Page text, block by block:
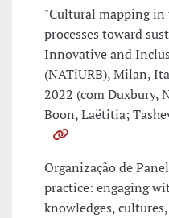
"Cultural mapping
processes toward
Innovative and
(NATiURB), Milan,
2022 (com Duxbury,
Boon, Laëtitia;
Organização de
practice: engaging
knowledges,